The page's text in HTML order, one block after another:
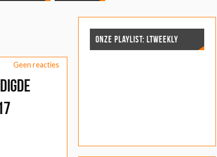
Geen reacties
ONZE PLAYLIST: LTWEEKLY